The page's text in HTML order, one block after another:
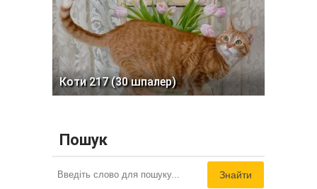
Коти 217 (30 шпалер)
Пошук
Знайти